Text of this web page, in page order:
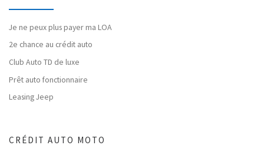
Je ne peux plus payer ma LOA
2e chance au crédit auto
Club Auto TD de luxe
Prêt auto fonctionnaire
Leasing Jeep
CRÉDIT AUTO MOTO